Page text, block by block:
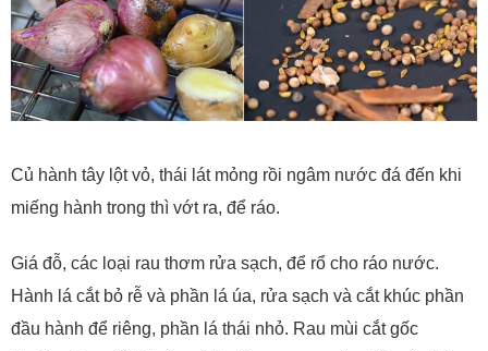
Củ hành tây lột vỏ, thái lát mỏng rồi ngâm nước đá đến khi
miếng hành trong thì vớt ra, để ráo.
Giá đỗ, các loại rau thơm rửa sạch, để rổ cho ráo nước.
Hành lá cắt bỏ rễ và phần lá úa, rửa sạch và cắt khúc phần
đầu hành để riêng, phần lá thái nhỏ. Rau mùi cắt gốc